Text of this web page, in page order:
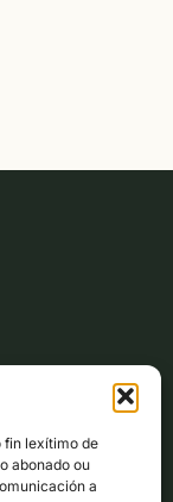
fin lexítimo de
abonado ou
a